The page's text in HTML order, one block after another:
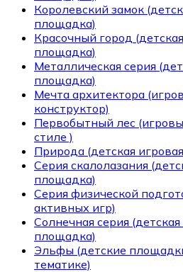
Королевский замок
площадка)
Красочный город
площадка)
Металлическая серия
площадка)
Мечта архитектора
конструктор)
Первобытный лес
стиле )
Природа (детская
Серия скалолазания
площадка)
Серия физической
активных игр)
Солнечная серия
площадка)
Эльфы (детские
тематике)